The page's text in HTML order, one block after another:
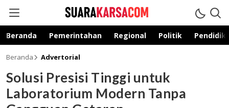
suarakarsa.com
Informasi terpercaya
Beranda Pemerintahan Regional Politik
Beranda Advertorial
Solusi Presisi Tinggi untuk
Laboratorium Modern Tanpa